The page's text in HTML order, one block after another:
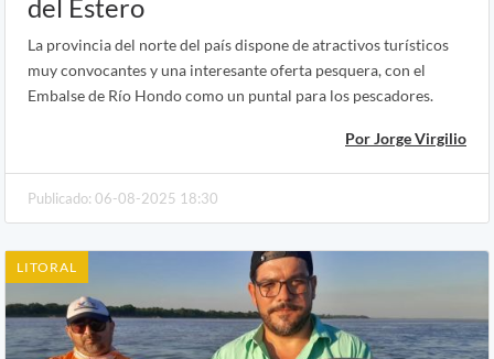
del Estero
La provincia del norte del país dispone de atractivos turísticos
muy convocantes y una interesante oferta pesquera, con el
Embalse de Río Hondo como un puntal para los pescadores.
Por Jorge Virgilio
Publicado: 06-08-2025 18:30
LITORAL